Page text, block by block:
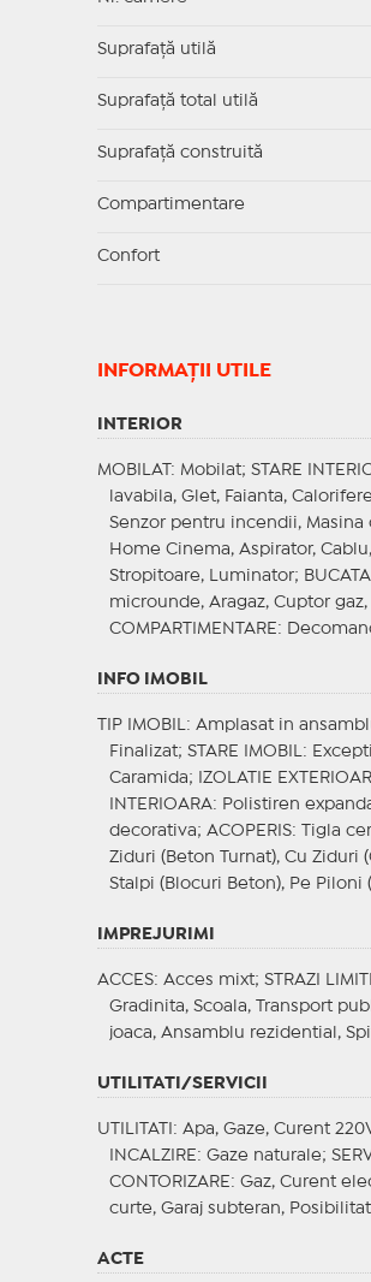
Suprafaţă utilă
Suprafaţă total utilă
Suprafaţă construită
Compartimentare
Confort
INFORMAŢII UTILE
INTERIOR
MOBILAT : Mobilat; STARE
lavabila, Glet, Faianta,
Senzor pentru incendii, Masina
Home Cinema, Aspirator,
Stropitoare, Luminator;
microunde, Aragaz, Cuptor
COMPARTIMENTARE :
INFO IMOBIL
TIP IMOBIL : Amplasat in
Finalizat; STARE IMOBIL :
Caramida;
IZOLATIE
INTERIOARA: Polistiren
decorativa; ACOPERIS: Tigla
Ziduri (Beton Turnat), Cu Ziduri
Stalpi (Blocuri Beton), Pe Piloni
IMPREJURIMI
ACCES: Acces mixt; STRAZI
Gradinita, Scoala, Transport
joaca, Ansamblu rezidential,
UTILITATI/SERVICII
UTILITATI : Apa, Gaze, Curent
INCALZIRE : Gaze naturale;
CONTORIZARE : Gaz, Curent
curte, Garaj subteran,
ACTE